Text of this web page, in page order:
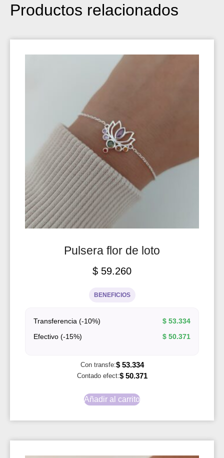
Productos relacionados
Pulsera flor de loto
$ 59.260
BENEFICIOS
Transferencia (-10%) $ 53.334
Efectivo (-15%)
$ 50.371
Con transfe:$53.334
Contado efect:$50.371
Añadir al carrito